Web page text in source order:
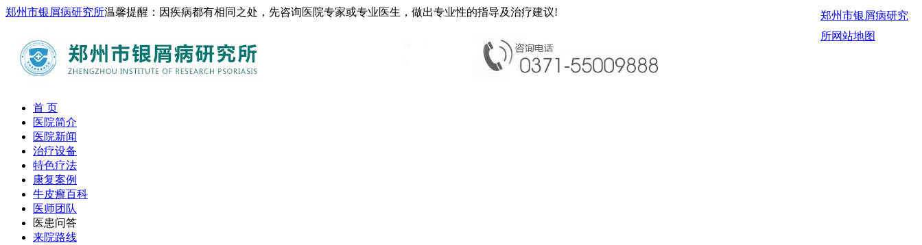
郑州市银屑病研究所温馨提醒：因疾病都有相同之处，先咨询医院专家或专业医生，做出专业性的指导及治疗建议!
郑州市银屑病研究
所网站地图
首 页
医院简介
医院新闻
治疗设备
特色疗法
康复案例
牛皮癣百科
医师团队
医患问答
来院路线